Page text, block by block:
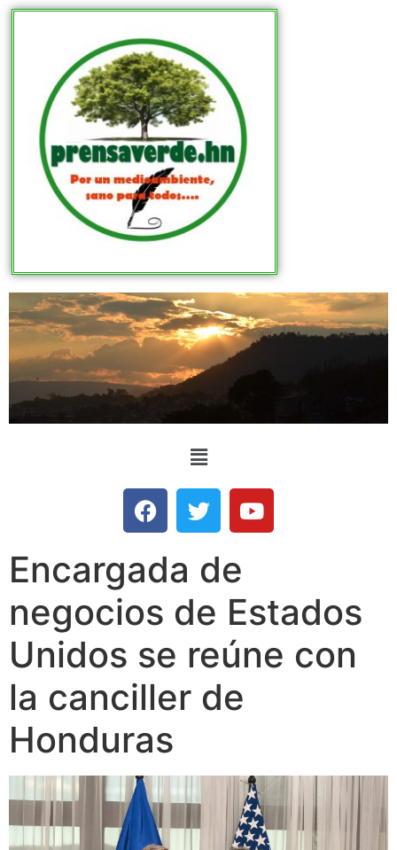
Encargada de
negocios de Estados
Unidos se reúne con
la canciller de
Honduras